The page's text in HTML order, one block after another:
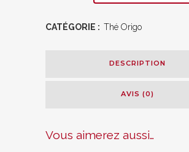
CATÉGORIE : Thé Origo
DESCRIPTION
AVIS (0)
Vous aimerez aussi…